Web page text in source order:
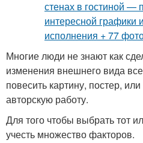
Многие люди не знают как
изменения внешнего вида
повесить картину, постер,
авторскую работу.
Для того чтобы выбрать тот
учесть множество факторов.